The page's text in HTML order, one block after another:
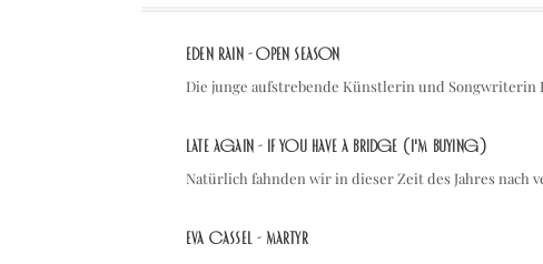
Eden Rain - Open Season
Die junge aufstrebende Künstlerin und Songwriterin
Late Again - If You Have A Bridge (I'm Buying)
Natürlich fahnden wir in dieser Zeit des Jahres nach
Eva Cassel - Martyr